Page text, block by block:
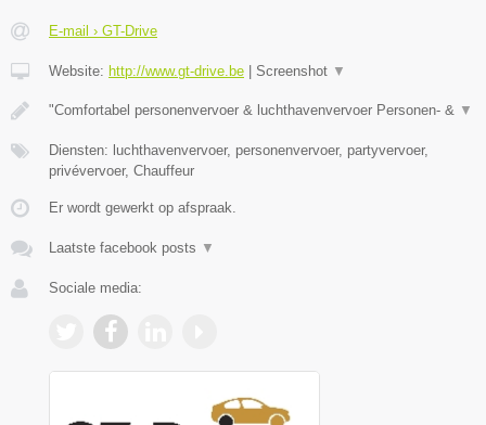
E-mail › GT-Drive
Website: http://www.gt-drive.be Screenshot ▼
"Comfortabel personenvervoer & luchthavenvervoer Personen- & ▼
Diensten: luchthavenvervoer, personenvervoer, partyvervoer,
privévervoer, Chauffeur
Er wordt gewerkt op afspraak.
Laatste facebook posts ▼
Sociale media: